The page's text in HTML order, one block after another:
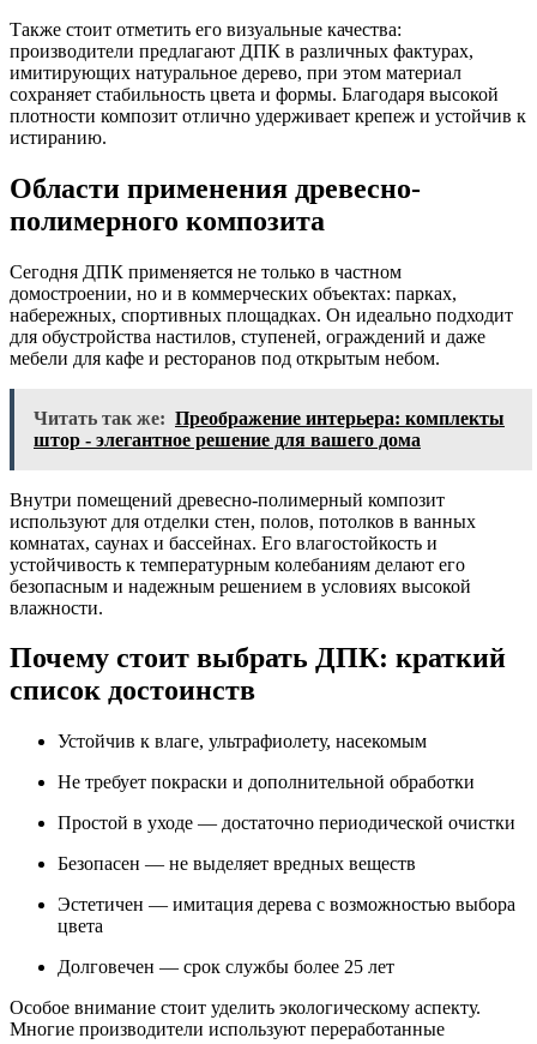
Также стоит отметить его визуальные качества:
производители предлагают ДПК в различных фактурах,
имитирующих натуральное дерево, при этом материал
сохраняет стабильность цвета и формы. Благодаря высокой
плотности композит отлично удерживает крепеж и устойчив к
истиранию.
Области применения древесно-
полимерного композита
Сегодня ДПК применяется не только в частном
домостроении, но и в коммерческих объектах: парках,
набережных, спортивных площадках. Он идеально подходит
для обустройства настилов, ступеней, ограждений и даже
мебели для кафе и ресторанов под открытым небом.
Читать так же: Преображение интерьера: комплекты
штор - элегантное решение для вашего дома
Внутри помещений древесно-полимерный композит
используют для отделки стен, полов, потолков в ванных
комнатах, саунах и бассейнах. Его влагостойкость и
устойчивость к температурным колебаниям делают его
безопасным и надежным решением в условиях высокой
влажности.
Почему стоит выбрать ДПК: краткий
список достоинств
Устойчив к влаге, ультрафиолету, насекомым
Не требует покраски и дополнительной обработки
Простой в уходе — достаточно периодической очистки
Безопасен — не выделяет вредных веществ
Эстетичен — имитация дерева с возможностью выбора
цвета
Долговечен — срок службы более 25 лет
Особое внимание стоит уделить экологическому аспекту.
Многие производители используют переработанные